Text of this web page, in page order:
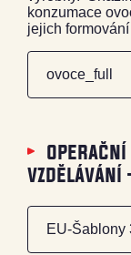
konzumace
jejich
ovoce_full
operační
vzdělávání
EU-Šablony